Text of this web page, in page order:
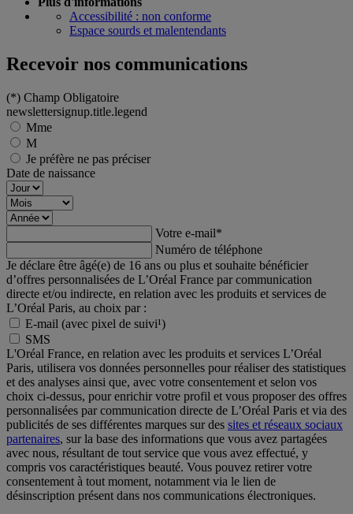
Accessibilité : non conforme
Espace sourds et malentendants
Recevoir nos communications
(*) Champ Obligatoire
newslettersignup.title.legend
Mme
M
Je préfère ne pas préciser
Date de naissance
Votre e-mail*
Numéro de téléphone
Je déclare être âgé(e) de 16 ans ou plus et souhaite bénéficier
d’offres personnalisées de L’Oréal France par communication
directe et/ou indirecte, en relation avec les produits et services de
L’Oréal Paris, au choix par :
E-mail (avec pixel de suivi¹)
SMS
L'Oréal France, en relation avec les produits et services L’Oréal
Paris, utilisera vos données personnelles pour réaliser des statistiques
et des analyses ainsi que, avec votre consentement et selon vos
choix ci-dessus, pour enrichir votre profil et vous proposer des offres
personnalisées par communication directe de L’Oréal Paris et via des
publicités de ses différentes marques sur des sites et réseaux sociaux
partenaires, sur la base des informations que vous avez partagées
avec nous, résultant de tout service que vous avez effectué, y
compris vos caractéristiques beauté. Vous pouvez retirer votre
consentement à tout moment, notamment via le lien de
désinscription présent dans nos communications électroniques.